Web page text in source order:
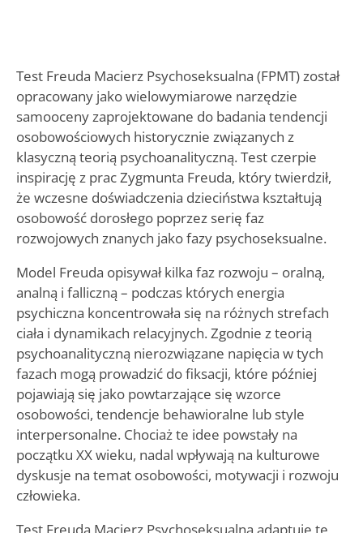
Test Freuda Macierz Psychoseksualna (FPMT) został
opracowany jako wielowymiarowe narzędzie
samooceny zaprojektowane do badania tendencji
osobowościowych historycznie związanych z
klasyczną teorią psychoanalityczną. Test czerpie
inspirację z prac Zygmunta Freuda, który twierdził,
że wczesne doświadczenia dzieciństwa kształtują
osobowość dorosłego poprzez serię faz
rozwojowych znanych jako fazy psychoseksualne.
Model Freuda opisywał kilka faz rozwoju – oralną,
analną i falliczną – podczas których energia
psychiczna koncentrowała się na różnych strefach
ciała i dynamikach relacyjnych. Zgodnie z teorią
psychoanalityczną nierozwiązane napięcia w tych
fazach mogą prowadzić do fiksacji, które później
pojawiają się jako powtarzające się wzorce
osobowości, tendencje behawioralne lub style
interpersonalne. Chociaż te idee powstały na
początku XX wieku, nadal wpływają na kulturowe
dyskusje na temat osobowości, motywacji i rozwoju
człowieka.
Test Freuda Macierz Psychoseksualna adaptuje te